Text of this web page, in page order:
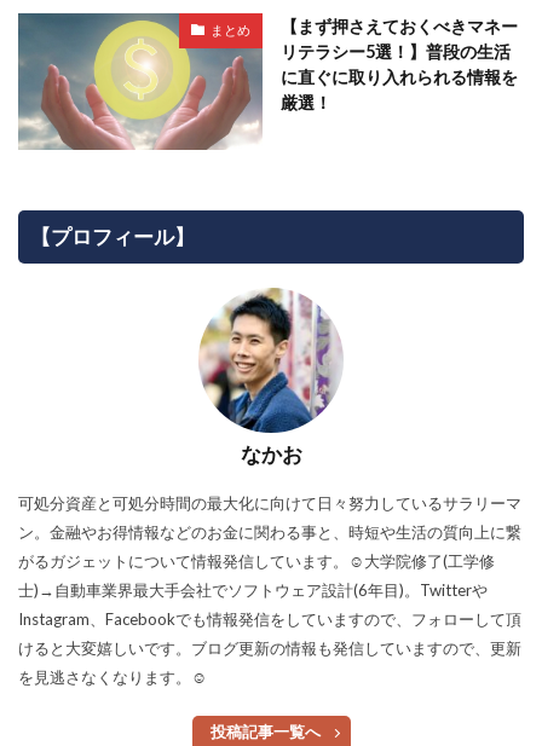
まとめ
【まず押さえておくべきマネー
リテラシー5選！】普段の生活
に直ぐに取り入れられる情報を
厳選！
【プロフィール】
なかお
可処分資産と可処分時間の最大化に向けて日々努力しているサラリーマ
ン。金融やお得情報などのお金に関わる事と、時短や生活の質向上に繋
がるガジェットについて情報発信しています。☺︎大学院修了(工学修
士)→自動車業界最大手会社でソフトウェア設計(6年目)。Twitterや
Instagram、Facebookでも情報発信をしていますので、フォローして頂
けると大変嬉しいです。ブログ更新の情報も発信していますので、更新
を見逃さなくなります。☺︎
投稿記事一覧へ